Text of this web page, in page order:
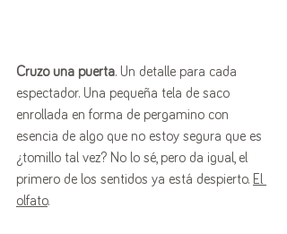
Cruzo una puerta. Un detalle para cada
espectador. Una pequeña tela de saco
enrollada en forma de pergamino con
esencia de algo que no estoy segura que es
¿tomillo tal vez? No lo sé, pero da igual, el
primero de los sentidos ya está despierto. El
olfato.